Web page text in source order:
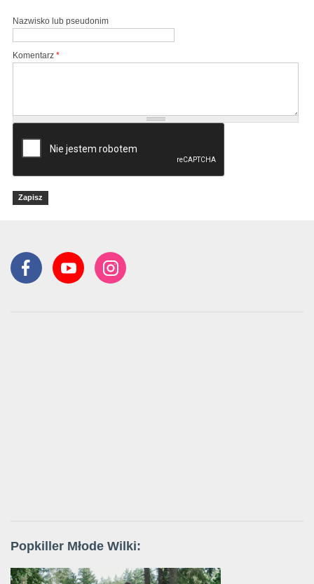
Nazwisko lub pseudonim
Komentarz *
Popkiller Młode Wilki: